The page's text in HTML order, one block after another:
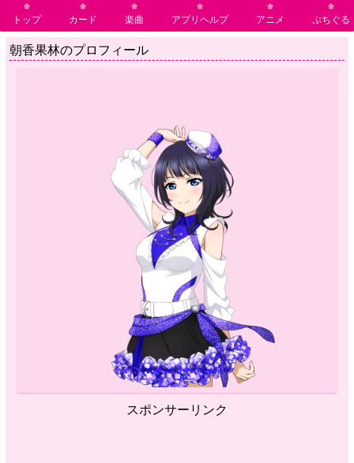
トップ カード 楽曲 アプリヘルプ アニメ ぷちぐる
朝香果林のプロフィール
スポンサーリンク